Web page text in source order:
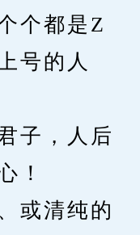
个都是Z
号的人
，人后
！
清纯的